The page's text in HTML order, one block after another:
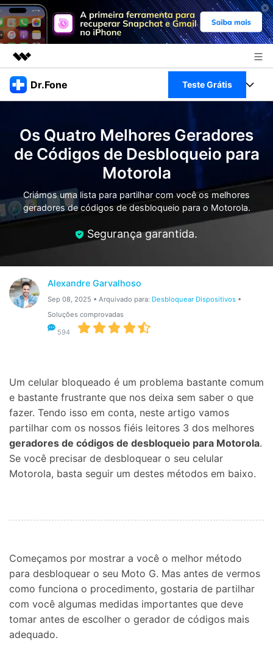
Produtos em destaque
Visão geral
Soluções
Sobre nós
Loja
Dr.Fone Teste Grátis
Veja Toolkit Completo >
Productos
Para Celular
Ver Todos Os Aplicativos
Guia & Suporte
Ações rápidas
Centro de Ajuda
Recursos
Transferir Dados
Gerenciador de dados
Reparar Celular
Proteção do celular
Entrar
Os Quatro Melhores Geradores
de Códigos de Desbloqueio para
Motorola
Criámos uma lista para partilhar com você os melhores
geradores de códigos de desbloqueio para o Motorola.
Segurança garantida.
Alexandre Garvalhoso
Sep 08, 2025 • Arquivado para: Desbloquear Dispositivos•
Soluções comprovadas
594
Um celular bloqueado é um problema bastante comum
e bastante frustrante que nos deixa sem saber o que
fazer. Tendo isso em conta, neste artigo vamos
partilhar com os nossos fiéis leitores 3 dos melhores
geradores de códigos de desbloqueio para Motorola.
Se você precisar de desbloquear o seu celular
Motorola, basta seguir um destes métodos em baixo.
Começamos por mostrar a você o melhor método
para desbloquear o seu Moto G. Mas antes de vermos
como funciona o procedimento, gostaria de partilhar
com você algumas medidas importantes que deve
tomar antes de escolher o gerador de códigos mais
adequado.